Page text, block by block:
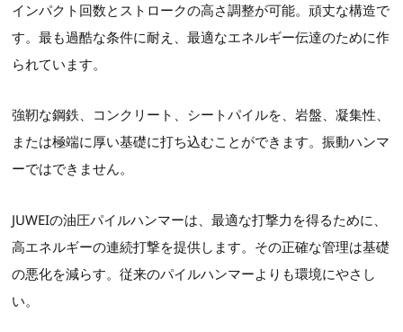
インパクト回数とストロークの高さ調整が可能。頑丈な構造で
す。最も過酷な条件に耐え、最適なエネルギー伝達のために作
られています。
強靭な鋼鉄、コンクリート、シートパイルを、岩盤、凝集性、
または極端に厚い基礎に打ち込むことができます。振動ハンマ
ーではできません。
JUWEIの油圧パイルハンマーは、最適な打撃力を得るために、
高エネルギーの連続打撃を提供します。その正確な管理は基礎
の悪化を減らす。従来のパイルハンマーよりも環境にやさし
い。